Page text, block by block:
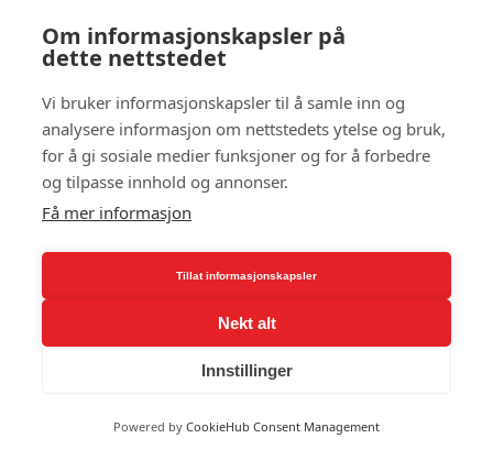
Vitamin b12 test
Vitamin D3
VO2 max
Våtdrakt barn
Våtdrakt test
Wahoo sykkelrulle
Walking Pad Test
Om informasjonskapsler på
dette nettstedet
Vi bruker informasjonskapsler til å samle inn og
analysere informasjon om nettstedets ytelse og bruk,
for å gi sosiale medier funksjoner og for å forbedre
og tilpasse innhold og annonser.
Få mer informasjon
Tillat informasjonskapsler
Nekt alt
Innstillinger
Powered by CookieHub Consent Management